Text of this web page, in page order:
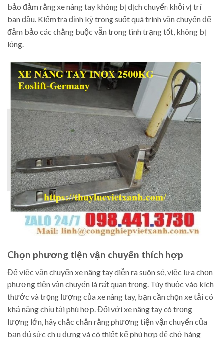
bảo đảm rằng xe nâng tay không bị dịch chuyển khỏi vị trí
ban đầu. Kiểm tra định kỳ trong suốt quá trình vận chuyển để
đảm bảo các chằng buộc vẫn trong tình trạng tốt, không bị
lỏng.
Chọn phương tiện vận chuyển thích hợp
Để việc vận chuyển xe nâng tay diễn ra suôn sẻ, việc lựa chọn
phương tiện vận chuyển là rất quan trọng. Tùy thuộc vào kích
thước và trọng lượng của xe nâng tay, bạn cần chọn xe tải có
khả năng chịu tải phù hợp. Đối với xe nâng tay có trọng
lượng lớn, hãy chắc chắn rằng phương tiện vận chuyển của
bạn đủ sức chịu đựng và có thiết kế phù hợp để chở hàng